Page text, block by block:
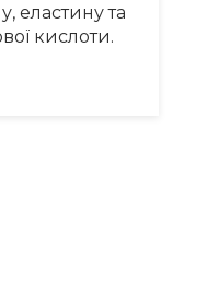
еластину та
кислоти.